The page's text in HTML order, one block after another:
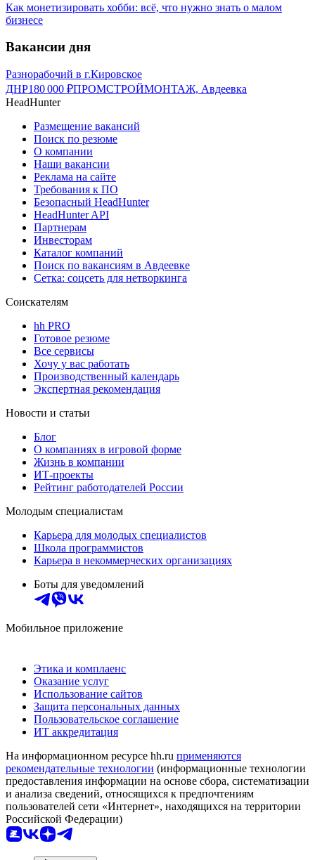
Как монетизировать хобби: всё, что нужно знать о малом
бизнесе
Вакансии дня
Разнорабочий в г.Кировское
ДНР180 000 ₽ПРОМСТРОЙМОНТАЖ, Авдеевка
HeadHunter
Размещение вакансий
Поиск по резюме
О компании
Наши вакансии
Реклама на сайте
Требования к ПО
Безопасный HeadHunter
HeadHunter API
Партнерам
Инвесторам
Каталог компаний
Поиск по вакансиям в Авдеевке
Сетка: соцсеть для нетворкинга
Соискателям
hh PRO
Готовое резюме
Все сервисы
Хочу у вас работать
Производственный календарь
Экспертная рекомендация
Новости и статьи
Блог
О компаниях в игровой форме
Жизнь в компании
ИТ-проекты
Рейтинг работодателей России
Молодым специалистам
Карьера для молодых специалистов
Школа программистов
Карьера в некоммерческих организациях
Боты для уведомлений
Мобильное приложение
Этика и комплаенс
Оказание услуг
Использование сайтов
Защита персональных данных
Пользовательское соглашение
ИТ аккредитация
На информационном ресурсе hh.ru применяются
рекомендательные технологии (информационные технологии
предоставления информации на основе сбора, систематизации
и анализа сведений, относящихся к предпочтениям
пользователей сети «Интернет», находящихся на территории
Российской Федерации)